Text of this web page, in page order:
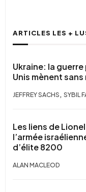
ARTICLES LES +
Ukraine: la
Unis mènent
JEFFREY SACHS , SYBIL
Les liens de
l’armée
d’élite 8200
ALAN MACLEOD